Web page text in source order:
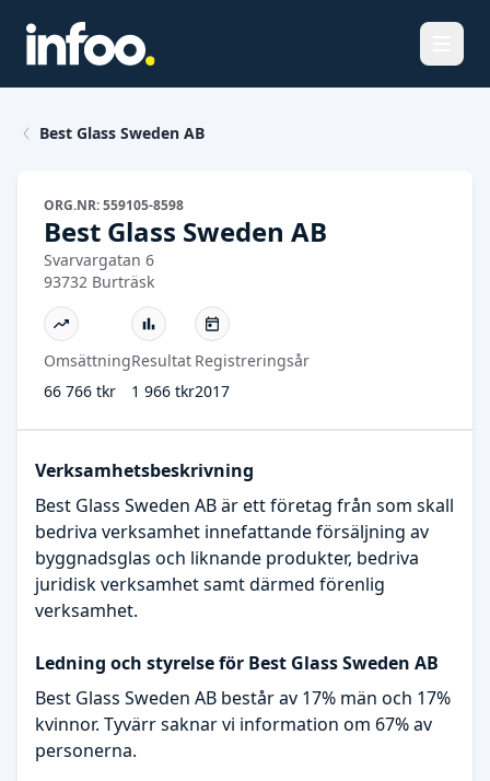
Best Glass Sweden AB
ORG.NR: 559105-8598
Best Glass Sweden AB
Svarvargatan 6
93732 Burträsk
Omsättning
66 766 tkr
Resultat
1 966 tkr
Registreringsår
2017
Verksamhetsbeskrivning
Best Glass Sweden AB är ett företag från som skall
bedriva verksamhet innefattande försäljning av
byggnadsglas och liknande produkter, bedriva
juridisk verksamhet samt därmed förenlig
verksamhet.
Ledning och styrelse för Best Glass Sweden AB
Best Glass Sweden AB består av 17% män och 17%
kvinnor. Tyvärr saknar vi information om 67% av
personerna.